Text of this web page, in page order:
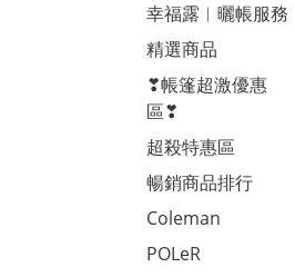
幸福露︱曬帳服務
精選商品
❣帳篷超激優惠
區❣
超殺特惠區
暢銷商品排行
Coleman
POLeR